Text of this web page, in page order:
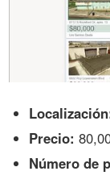
Precio:
Número de